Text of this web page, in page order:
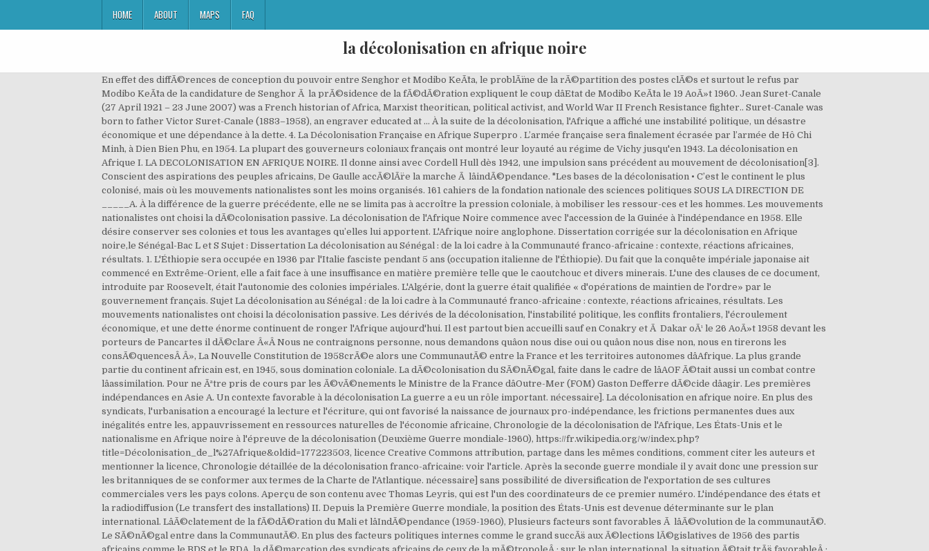
HOME ABOUT MAPS FAQ
la décolonisation en afrique noire
En effet des diffÃ©rences de conception du pouvoir entre Senghor et Modibo KeÃ¯ta, le problÃ¨me de la rÃ©partition des postes clÃ©s et surtout le refus par Modibo KeÃ¯ta de la candidature de Senghor Ã la prÃ©sidence de la fÃ©dÃ©ration expliquent le coup dâEtat de Modibo KeÃ¯ta le 19 AoÃ»t 1960. Jean Suret-Canale (27 April 1921 – 23 June 2007) was a French historian of Africa, Marxist theoritican, political activist, and World War II French Resistance fighter.. Suret-Canale was born to father Victor Suret-Canale (1883–1958), an engraver educated at … À la suite de la décolonisation, l'Afrique a affiché une instabilité politique, un désastre économique et une dépendance à la dette. 4. La Décolonisation Française en Afrique Superpro . L’armée française sera finalement écrasée par l’armée de Hô Chi Minh, à Dien Bien Phu, en 1954. La plupart des gouverneurs coloniaux français ont montré leur loyauté au régime de Vichy jusqu'en 1943. La décolonisation en Afrique I. LA DECOLONISATION EN AFRIQUE NOIRE. Il donne ainsi avec Cordell Hull dès 1942, une impulsion sans précédent au mouvement de décolonisation[3]. Conscient des aspirations des peuples africains, De Gaulle accÃ©lÃ¨re la marche Ã lâindÃ©pendance. "Les bases de la décolonisation • C’est le continent le plus colonisé, mais où les mouvements nationalistes sont les moins organisés. 161 cahiers de la fondation nationale des sciences politiques SOUS LA DIRECTION DE _____A. À la différence de la guerre précédente, elle ne se limita pas à accroître la pression coloniale, à mobiliser les ressour-ces et les hommes. Les mouvements nationalistes ont choisi la dÃ©colonisation passive. La décolonisation de l'Afrique Noire commence avec l'accession de la Guinée à l'indépendance en 1958. Elle désire conserver ses colonies et tous les avantages qu’elles lui apportent. L'Afrique noire anglophone. Dissertation corrigée sur la décolonisation en Afrique noire,le Sénégal-Bac L et S Sujet : Dissertation La décolonisation au Sénégal : de la loi cadre à la Communauté franco-africaine : contexte, réactions africaines, résultats. 1. L'Éthiopie sera occupée en 1936 par l'Italie fasciste pendant 5 ans (occupation italienne de l'Éthiopie). Du fait que la conquête impériale japonaise ait commencé en Extrême-Orient, elle a fait face à une insuffisance en matière première telle que le caoutchouc et divers minerais. L'une des clauses de ce document, introduite par Roosevelt, était l'autonomie des colonies impériales. L'Algérie, dont la guerre était qualifiée « d'opérations de maintien de l'ordre» par le gouvernement français. Sujet La décolonisation au Sénégal : de la loi cadre à la Communauté franco-africaine : contexte, réactions africaines, résultats. Les mouvements nationalistes ont choisi la décolonisation passive. Les dérivés de la décolonisation, l'instabilité politique, les conflits frontaliers, l'écroulement économique, et une dette énorme continuent de ronger l'Afrique aujourd'hui. Il est partout bien accueilli sauf en Conakry et Ã Dakar oÃ¹ le 26 AoÃ»t 1958 devant les porteurs de Pancartes il dÃ©clare Â«Â Nous ne contraignons personne, nous demandons quâon nous dise oui ou quâon nous dise non, nous en tirerons les consÃ©quencesÂ Â», La Nouvelle Constitution de 1958crÃ©e alors une CommunautÃ© entre la France et les territoires autonomes dâAfrique. La plus grande partie du continent africain est, en 1945, sous domination coloniale. La dÃ©colonisation du SÃ©nÃ©gal, faite dans le cadre de lâAOF Ã©tait aussi un combat contre lâassimilation. Pour ne Ãªtre pris de cours par les Ã©vÃ©nements le Ministre de la France dâOutre-Mer (FOM) Gaston Defferre dÃ©cide dâagir. Les premières indépendances en Asie A. Un contexte favorable à la décolonisation La guerre a eu un rôle important. nécessaire]. La décolonisation en afrique noire. En plus des syndicats, l'urbanisation a encouragé la lecture et l'écriture, qui ont favorisé la naissance de journaux pro-indépendance, les frictions permanentes dues aux inégalités entre les, appauvrissement en ressources naturelles de l'économie africaine, Chronologie de la décolonisation de l'Afrique, Les États-Unis et le nationalisme en Afrique noire à l'épreuve de la décolonisation (Deuxième Guerre mondiale-1960), https://fr.wikipedia.org/w/index.php?title=Décolonisation_de_l%27Afrique&oldid=177223503, licence Creative Commons attribution, partage dans les mêmes conditions, comment citer les auteurs et mentionner la licence, Chronologie détaillée de la décolonisation franco-africaine: voir l'article. Après la seconde guerre mondiale il y avait donc une pression sur les britanniques de se conformer aux termes de la Charte de l'Atlantique. nécessaire] sans possibilité de diversification de l'exportation de ses cultures commerciales vers les pays colons. Aperçu de son contenu avec Thomas Leyris, qui est l'un des coordinateurs de ce premier numéro. L'indépendance des états et la radiodiffusion (Le transfert des installations) II. Depuis la Première Guerre mondiale, la position des États-Unis est devenue déterminante sur le plan international. LâÃ©clatement de la fÃ©dÃ©ration du Mali et lâIndÃ©pendance (1959-1960), Plusieurs facteurs sont favorables Ã lâÃ©volution de la communautÃ©. Le SÃ©nÃ©gal entre dans la CommunautÃ©. En plus des facteurs politiques internes comme le grand succÃ¨s aux Ã©lections lÃ©gislatives de 1956 des partis africains comme le BDS et le RDA, la dÃ©marcation des syndicats africains de ceux de la mÃ©tropoleÂ ; sur le plan international, la situation Ã©tait trÃ¨s favorableÂ : les guerres de libÃ©rations dâIndochine (bataille de Dien Bien Phu de 1953-1954) et dâAlgÃ©rie, lâindÃ©pendance du Maroc et de la Tunisie se conjuguent avec les effets de la confÃ©rence de Bandoeng de 1955 pour encourager les africains dans leur lutte contre le systÃ¨me colonial. Câest le cas au SÃ©nÃ©gal sous la conduite de grandes figures comme Lamine GuÃ¨ye, LÃ©opold S. Senghor, Mamadou Diaâ¦, 1. La GuinÃ©e indÃ©pendante ne sâest pas effondrÃ©eÂ ; mais siÃ¨ge mÃªme Ã lâONU. La propagande allemande durant la guerre n'est pas étrangère à cette méfiance envers l'autorité britannique. En 1905, le territoire africain est complètement approprié par les nations européennes, à l'exception du Liberia et de l'Abyssinie. Anciennes possessions britanniques françaises ou portugaises pour la plupart, ces colonies vont, à partir de la fin de la seconde guerre mondiale, accéder à l’indépendance. Mais cette constitution qui est le dernier sursaut de la politique dâassimilation maintient la prÃ©pondÃ©rance MÃ©tropole. L'instabilité politique est arrivée avec l'introduction des influences marxiste et capitaliste ainsi que les frictions permanentes dues aux inégalités entre les races[réf. Avec l'accroissement des zones urbaines et de l'industrie est venue celle des syndicats. En plus des syndicats, l'urbanisation a encouragé la lecture et l'écriture, qui ont favorisé la naissance de journaux pro-indépendance[réf. La rÃ©publique du SÃ©nÃ©gal change alors de constitution, de drapeau, dâhymne, choisit Senghor comme PrÃ©sident, Mamadou Dia comme Premier Ministre et Lamine GuÃ¨ye comme PrÃ©sident de lâAssemblÃ©e Nationale et adhÃ¨re Ã lâONU. Câest ainsi quâau SÃ©nÃ©gal câest le BPS (nÃ© de la fusion du BDS de Senghor avec lâUDS de Thierno Ba et le MAC dâAssane Seck), vainqueur des Ã©lections de Mars 1957 contre le PSAS de Lamine GuÃ¨ye, qui constitue lâossature du premier conseil. Durant les années 1930, certaines élites, formées dans les universités occidentales et familières avec des idées comme l'autodétermination voient émerger des leaders, dont quelques nationalistes majeurs comme Jomo Kenyatta (Kenya), Kwame Nkrumah (Côte-de-l'Or, Ghana), Léopold Sédar Senghor (Sénégal) et Félix Houphouët-Boigny (Côte d'Ivoire), ont mené la bataille pour l'indépendance. A la fin des années 1970, ce sont tous les pays d'Afrique Noire qui deviennent indépendants. D'autre côté, le transfert d'éléments de la civilisation européenne et la constitution d'unités politiques plus larges a ouvert de nouvelles perspectives[2]. La décolonisation de l’Afrique noire française Les événements vont également s’enchaîner dans les colonies françaises issues de l’Afrique noire. Lorsque Churchill a introduit la charte au parlement, il a expressément transposé les colonies en pays récemment conquis à l'Allemagne pour pouvoir la faire passer[réf. La décolonisation de l'Afrique correspond au retrait des puissances coloniales de l'Afrique après la Seconde Guerre mondiale. Un autre problème clé auquel les Européens ont dû faire face était la présence d'U-boots (sous-marins allemands) qui patrouillaient dans l'océan Atlantique. Sommaire: 1 La décolonisation de l’Afrique anglophone: 2 La décolonisation de l’Afrique noire … Il Ã©labore avec le Ministre dÃ©lÃ©guÃ© HouphouÃ«t Boigny, la loi cadre qui sera votÃ©e le 23 juin 1956. Il conÃ§oit les rapports entre la France et ses territoires comme une association simple pouvant dÃ©boucher sur lâindÃ©pendance. Ainsi au cours de la mÃªme annÃ©e 1960, la plupart des anciens territoires de lâEmpire franÃ§ais accÃ¨dent Ã lâindÃ©pendance. Au Soudan, le problème était étroitement lié à l'avenir des relations anglo-égyptiennes. Cette vidéo est un résumé de la colonisation européenne de l'Afrique. Comment se déroule la décolonisation des colonies françaises d'Afrique ? Certains conflits de cette nature perdurent encore aujourd'hui, comme c'est le cas du Sahara occidental, disputé par les trois États frontaliers (Algérie, Maroc, Mauritanie)[4], soit directement ou par l'intermédiaire de mouvements armés soutenus par l'une ou l'autre partie, mais la Mauritanie a laissé tomber l'affaire en 1979. On y voit s’affronter Celui-ci a pour prÃ©sident le gouverneur de lâAOF et pour vice-prÃ©sident Mamadou Dia. Mamadou Dia devient le Premier Ministre de la RÃ©publique du SÃ©nÃ©gal instituÃ©e le 25 Novembre 1958. Dans la plupart des colonies